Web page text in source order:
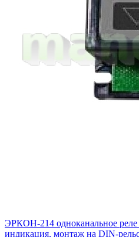
ЭРКОН-214 одноканальное
индикация, монтаж на DIN-